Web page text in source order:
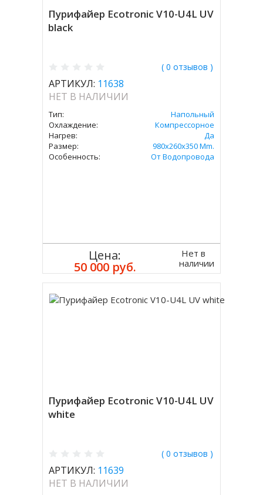
Пурифайер Ecotronic V10-U4L UV
black
( 0 отзывов )
АРТИКУЛ: 11638
НЕТ В НАЛИЧИИ
Тип:
Напольный
Охлаждение:
Компрессорное
Нагрев:
Да
Размер:
980x260x350 Mm.
Особенность:
От Водопровода
Цена:
50 000 руб.
Нет в
наличии
Пурифайер Ecotronic V10-U4L UV
white
( 0 отзывов )
АРТИКУЛ: 11639
НЕТ В НАЛИЧИИ